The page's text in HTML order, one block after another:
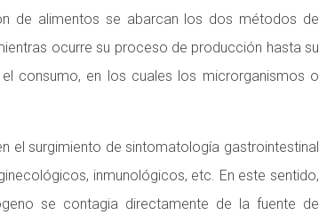
de alimentos se abarcan los dos métodos de
ocurre su proceso de producción hasta su
consumo, en los cuales los microrganismos o
el surgimiento de sintomatología gastrointestinal
inmunológicos, etc. En este sentido,
se contagia directamente de la fuente de